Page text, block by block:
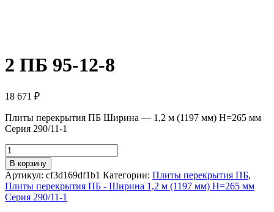
2 ПБ 95-12-8
18 671 ₽
Плиты перекрытия ПБ Ширина — 1,2 м (1197 мм) H=265 мм
Серия 290/11-1
Количество
товара
2
ПБ
95-
12-
В корзину
Артикул: cf3d169df1b1 Категории: Плиты перекрытия ПБ,
Плиты перекрытия ПБ - Ширина 1,2 м (1197 мм) H=265 мм
Серия 290/11-1